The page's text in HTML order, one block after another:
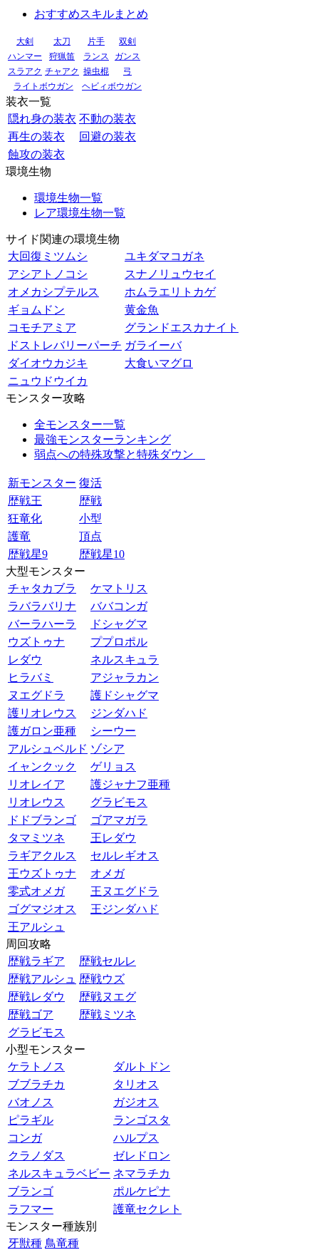
おすすめスキルまとめ
大剣 太刀 片手
双剣
ハンマー
狩猟笛 ランス
ガンス
スラアク チャアク 操虫棍
弓
ライトボウガン
ヘビィボウガン
装衣一覧
隠れ身の装衣 不動の装衣
再生の装衣
回避の装衣
蝕攻の装衣
環境生物
環境生物一覧
レア環境生物一覧
サイド関連の環境生物
大回復ミツムシ
ユキダマコガネ
アシアトノコシ
スナノリュウセイ
オメカシプテルス
ホムラエリトカゲ
ギョムドン
黄金魚
コモチアミア
グランドエスカナイト
ドストレバリーパーチ ガライーバ
ダイオウカジキ
大食いマグロ
ニュウドウイカ
モンスター攻略
全モンスター一覧
最強モンスターランキング
弱点への特殊攻撃と特殊ダウン
新モンスター 復活
歴戦王
歴戦
狂竜化
小型
護竜
頂点
歴戦星9
歴戦星10
大型モンスター
チャタカブラ
ケマトリス
ラバラバリナ
ババコンガ
バーラハーラ
ドシャグマ
ウズトゥナ
ププロポル
レダウ
ネルスキュラ
ヒラバミ
アジャラカン
ヌエグドラ
護ドシャグマ
護リオレウス
ジンダハド
護ガロン亜種
シーウー
アルシュベルド ゾシア
イャンクック
ゲリョス
リオレイア
護ジャナフ亜種
リオレウス
グラビモス
ドドブランゴ
ゴアマガラ
タマミツネ
王レダウ
ラギアクルス
セルレギオス
王ウズトゥナ
オメガ
零式オメガ
王ヌエグドラ
ゴグマジオス
王ジンダハド
王アルシュ
周回攻略
歴戦ラギア
歴戦セルレ
歴戦アルシュ 歴戦ウズ
歴戦レダウ
歴戦ヌエグ
歴戦ゴア
歴戦ミツネ
グラビモス
小型モンスター
ケラトノス
ダルトドン
ブブラチカ
タリオス
バオノス
ガジオス
ピラギル
ランゴスタ
コンガ
ハルプス
クラノダス
ゼレドロン
ネルスキュラベビー ネマラチカ
ブランゴ
ポルケピナ
ラフマー
護竜セクレト
モンスター種族別
牙獣種 鳥竜種